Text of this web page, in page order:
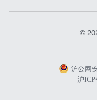
©
沪公网
沪ICP